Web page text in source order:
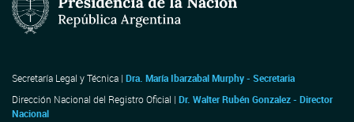
Secretaría Legal y Técnica | Dra. María Ibarzabal Murphy - Secretaria
Dirección Nacional del Registro Oficial | Dr. Walter Rubén Gonzalez - Director
Nacional